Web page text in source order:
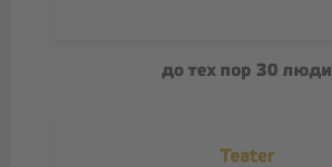
до тех пор 30 люди
Teater